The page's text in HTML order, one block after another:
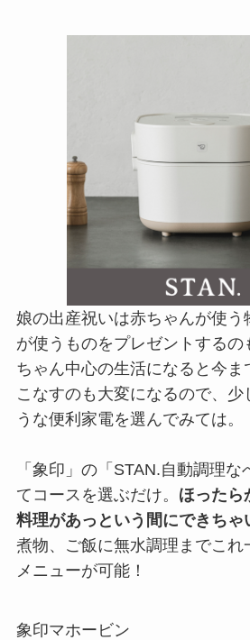
娘の出産祝いは赤ちゃんが使う
が使うものをプレゼントするの
ちゃん中心の生活になると今ま
こなすのも大変になるので、少
うな便利家電を選んでみては。
「象印」の「STAN.自動調理
てコースを選ぶだけ。 ほったら
料理があっという間にできちゃ
煮物、ご飯に無水調理までこれ
メニューが可能！
象印マホービン